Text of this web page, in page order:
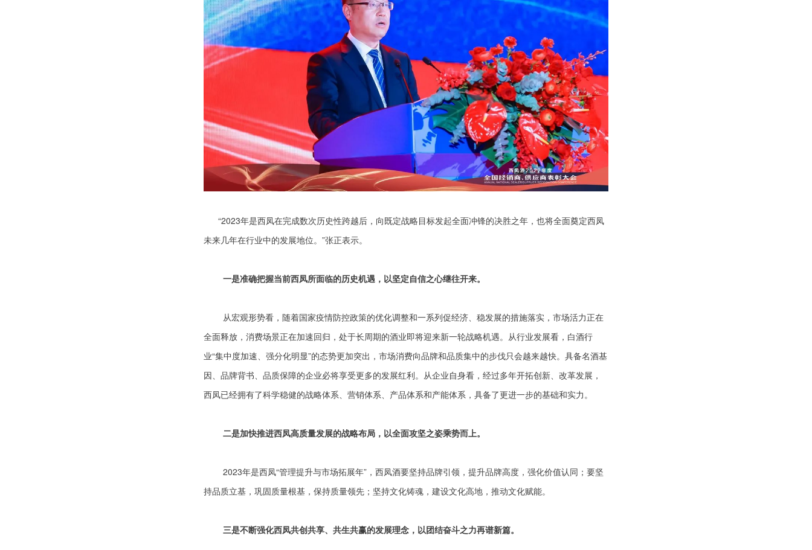
“2023年是西凤在完成数次历史性跨越后，向既定战略目标发起全面冲锋的决胜之年，也将全面奠定西凤
未来几年在行业中的发展地位。”张正表示。
一是准确把握当前西凤所面临的历史机遇，以坚定自信之心继往开来。
从宏观形势看，随着国家疫情防控政策的优化调整和一系列促经济、稳发展的措施落实，市场活力正在
全面释放，消费场景正在加速回归，处于长周期的酒业即将迎来新一轮战略机遇。从行业发展看，白酒行
业“集中度加速、强分化明显”的态势更加突出，市场消费向品牌和品质集中的步伐只会越来越快。具备名酒基
因、品牌背书、品质保障的企业必将享受更多的发展红利。从企业自身看，经过多年开拓创新、改革发展，
西凤已经拥有了科学稳健的战略体系、营销体系、产品体系和产能体系，具备了更进一步的基础和实力。
二是加快推进西凤高质量发展的战略布局，以全面攻坚之姿乘势而上。
2023年是西凤“管理提升与市场拓展年”，西凤酒要坚持品牌引领，提升品牌高度，强化价值认同；要坚
持品质立基，巩固质量根基，保持质量领先；坚持文化铸魂，建设文化高地，推动文化赋能。
三是不断强化西凤共创共享、共生共赢的发展理念，以团结奋斗之力再谱新篇。